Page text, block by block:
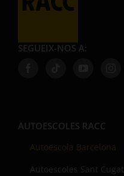
SEGUEIX-NOS A:
AUTOESCOLES RACC
Autoescola Barcelona
Autoescoles Sant Cugat